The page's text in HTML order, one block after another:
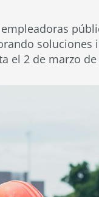
el 2 de marzo de